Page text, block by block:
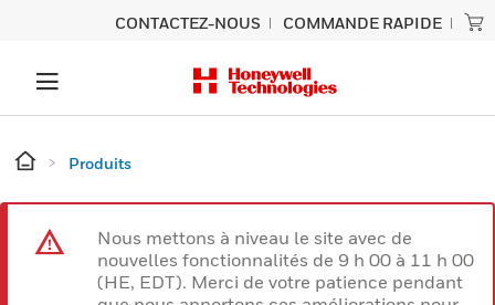
CONTACTEZ-NOUS COMMANDE RAPIDE
Produits
Nous mettons à niveau le site avec de
nouvelles fonctionnalités de 9 h 00 à 11 h 00
(HE, EDT). Merci de votre patience pendant